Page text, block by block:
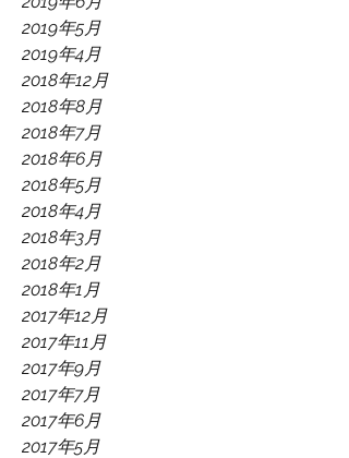
2019年5月
2019年4月
2018年12月
2018年8月
2018年7月
2018年6月
2018年5月
2018年4月
2018年3月
2018年2月
2018年1月
2017年12月
2017年11月
2017年9月
2017年7月
2017年6月
2017年5月